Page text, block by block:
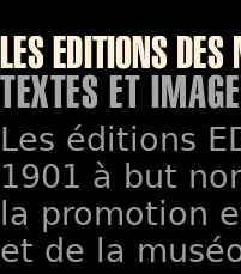
Les éditions
1901 à but
la promotion
et de la